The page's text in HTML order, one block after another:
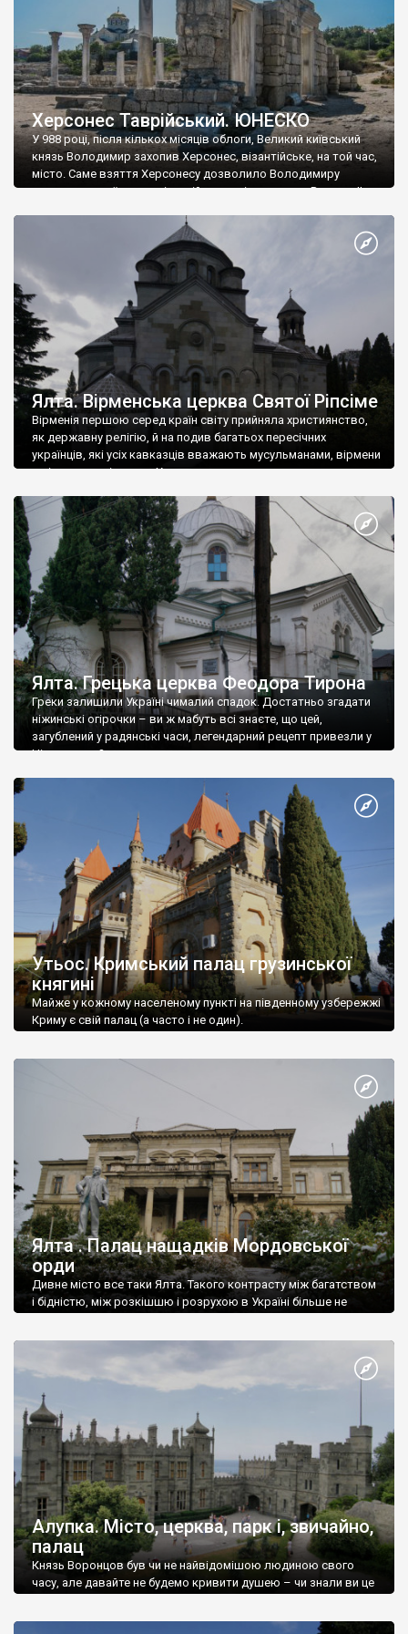
Херсонес Таврійський. ЮНЕСКО
У 988 році, після кількох місяців облоги, Великий київський
князь Володимир захопив Херсонес, візантійське, на той час,
місто. Саме взяття Херсонесу дозволило Володимиру
диктувати свої умови візантійському імператору Василю ІІ, та
Херсонесі Володимир-язичник, став Василем-християнином.
А потім було Хрещення Русі. На честь Херсонесу Таврійського
Ялта. Вірменська церква Святої Ріпсіме
Вірменія першою серед країн світу прийняла християнство,
як державну релігію, й на подив багатьох пересічних
українців, які усіх кавказців вважають мусульманами, вірмени
є відданими вірянами Христа
Ялта. Грецька церква Феодора Тирона
Греки залишили Україні чималий спадок. Достатньо згадати
ніжинські огірочки – ви ж мабуть всі знаєте, що цей,
загублений у радянські часи, легендарний рецепт привезли у
Ніжин греки?
Утьос. Кримський палац грузинської
княгині
Майже у кожному населеному пункті на південному узбережжі
Криму є свій палац (а часто і не один).
Ялта . Палац нащадків Мордовської
орди
Дивне місто все таки Ялта. Такого контрасту між багатством
і бідністю, між розкішшю і розрухою в Україні більше не
Алупка. Місто, церква, парк і, звичайно,
палац
Князь Воронцов був чи не найвідомішою людиною свого
часу, але давайте не будемо кривити душею – чи знали ви це